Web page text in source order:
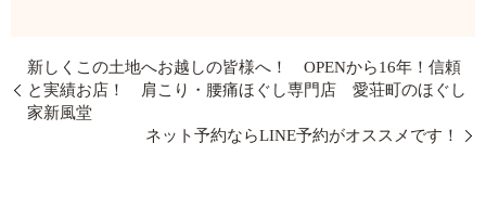
新しくこの土地へお越しの皆様へ！ OPENから16年！信頼
と実績お店！ 肩こり・腰痛ほぐし専門店 愛荘町のほぐし
家新風堂
ネット予約ならLINE予約がオススメです！